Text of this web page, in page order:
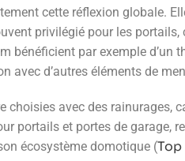
cette réflexion globale.
privilégié pour les
bénéficient par exemple
d’autres éléments de
choisies avec des
et portes de garage,
écosystème domotique (Top